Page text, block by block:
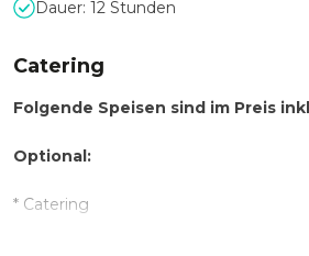
Dauer: 12 Stunden
Catering
Folgende Speisen sind im Preis
Optional:
* Catering